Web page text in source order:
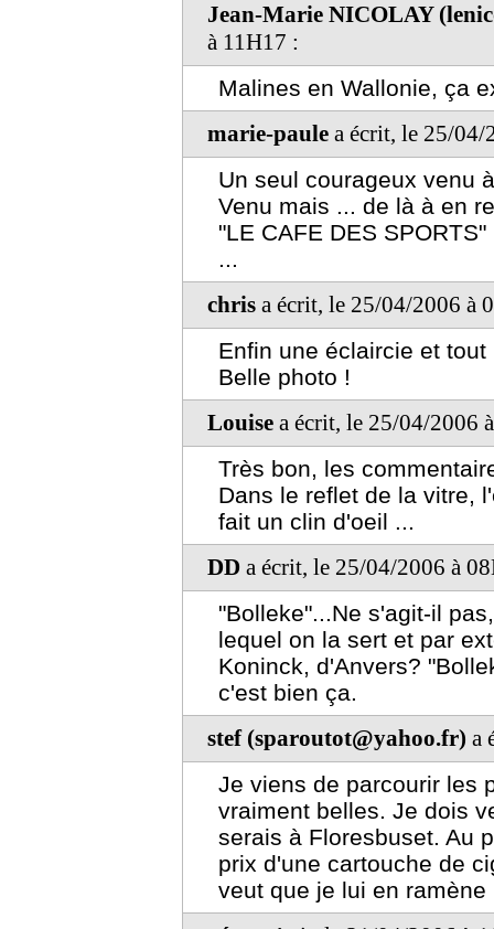
Jean-Marie NICOLAY
à 11H17 :
Malines en Wallonie, ça
marie-paule a écrit, le 25/04/
Un seul courageux venu
Venu mais ... de là à en
"LE CAFE DES
...
chris a écrit, le 25/04/2006 à
Enfin une éclaircie et
Belle photo !
Louise a écrit, le 25/04/2006
Très bon, les
Dans le reflet de la vitre,
fait un clin d'oeil ...
DD a écrit, le 25/04/2006 à
"Bolleke"...Ne s'agit-il
lequel on la sert et par
Koninck, d'Anvers?
c'est bien ça.
stef (sparoutot@yahoo.fr) a
Je viens de parcourir les
vraiment belles. Je dois
serais à Floresbuset. Au
prix d'une cartouche de
veut que je lui en ramène